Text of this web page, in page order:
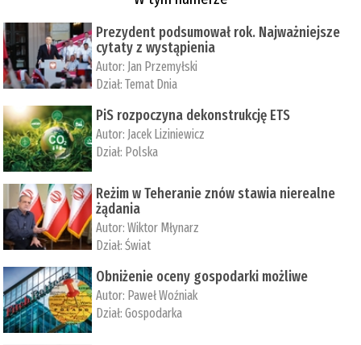
Prezydent podsumował rok. Najważniejsze
cytaty z wystąpienia
Autor: Jan Przemyłski
Dział:Temat Dnia
PiS rozpoczyna dekonstrukcję ETS
Autor: Jacek Liziniewicz
Dział: Polska
Reżim w Teheranie znów stawia nierealne
żądania
Autor:Wiktor Młynarz
Dział:Świat
Obniżenie oceny gospodarki możliwe
Autor: Paweł Woźniak
Dział:Gospodarka